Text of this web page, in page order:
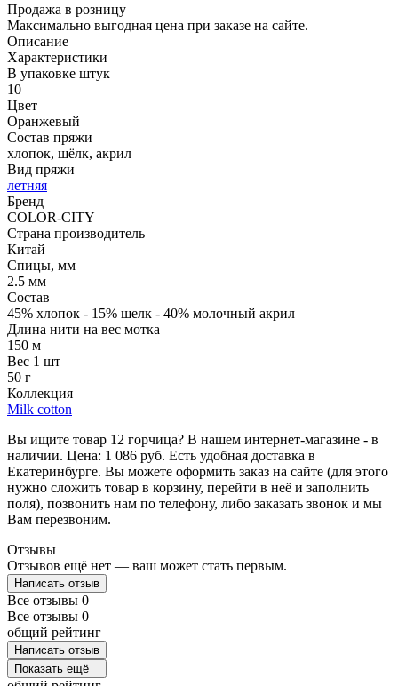
Продажа в розницу
Максимально выгодная цена при заказе на сайте.
Описание
Характеристики
В упаковке штук
10
Цвет
Оранжевый
Состав пряжи
хлопок, шёлк, акрил
Вид пряжи
летняя
Бренд
COLOR-CITY
Страна производитель
Китай
Спицы, мм
2.5 мм
Состав
45% хлопок - 15% шелк - 40% молочный акрил
Длина нити на вес мотка
150 м
Вес 1 шт
50 г
Коллекция
Milk cotton
Вы ищите товар 12 горчица? В нашем интернет-магазине - в
наличии. Цена: 1 086 руб. Есть удобная доставка в
Екатеринбурге. Вы можете оформить заказ на сайте (для этого
нужно сложить товар в корзину, перейти в неё и заполнить
поля), позвонить нам по телефону, либо заказать звонок и мы
Вам перезвоним.
Отзывы
Отзывов ещё нет — ваш может стать первым.
Написать отзыв
Все отзывы 0
Все отзывы 0
общий рейтинг
Написать отзыв
Показать ещё